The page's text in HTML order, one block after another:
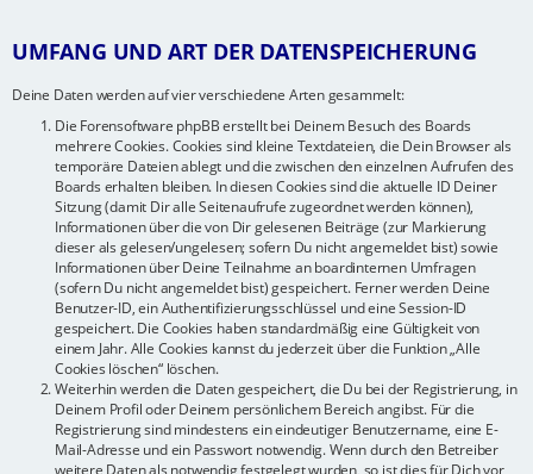
UMFANG UND ART DER DATENSPEICHERUNG
Deine Daten werden auf vier verschiedene Arten gesammelt:
Die Forensoftware phpBB erstellt bei Deinem Besuch des Boards
mehrere Cookies. Cookies sind kleine Textdateien, die Dein Browser als
temporäre Dateien ablegt und die zwischen den einzelnen Aufrufen des
Boards erhalten bleiben. In diesen Cookies sind die aktuelle ID Deiner
Sitzung (damit Dir alle Seitenaufrufe zugeordnet werden können),
Informationen über die von Dir gelesenen Beiträge (zur Markierung
dieser als gelesen/ungelesen; sofern Du nicht angemeldet bist) sowie
Informationen über Deine Teilnahme an boardinternen Umfragen
(sofern Du nicht angemeldet bist) gespeichert. Ferner werden Deine
Benutzer-ID, ein Authentifizierungsschlüssel und eine Session-ID
gespeichert. Die Cookies haben standardmäßig eine Gültigkeit von
einem Jahr. Alle Cookies kannst du jederzeit über die Funktion „Alle
Cookies löschen“ löschen.
Weiterhin werden die Daten gespeichert, die Du bei der Registrierung, in
Deinem Profil oder Deinem persönlichem Bereich angibst. Für die
Registrierung sind mindestens ein eindeutiger Benutzername, eine E-
Mail-Adresse und ein Passwort notwendig. Wenn durch den Betreiber